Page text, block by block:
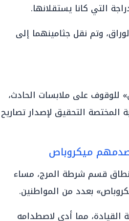
التي كانا يستقلانها.
وتم نقل جثامينهما إلى
للوقوف على ملابسات الحادث،
المختصة التحقيق لإصدار تصاريح
قسم شرطة المرج، مساء
بعدد من المواطنين.
مما أدى لاصطدامه